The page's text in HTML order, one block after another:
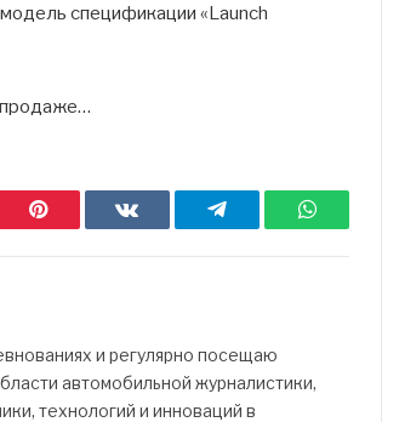
спецификации «Launch
продаже…
Pinterest ВКонтактеTelegram WhatsApp
и регулярно посещаю
автомобильной журналистики,
технологий и инноваций в